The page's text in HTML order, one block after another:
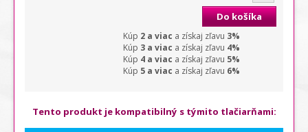
Do košíka
Kúp 2 a viac a získaj zľavu 3%
Kúp 3 a viac a získaj zľavu 4%
Kúp 4 a viac a získaj zľavu 5%
Kúp 5 a viac a získaj zľavu 6%
Tento produkt je kompatibilný s týmito tlačiarňami: